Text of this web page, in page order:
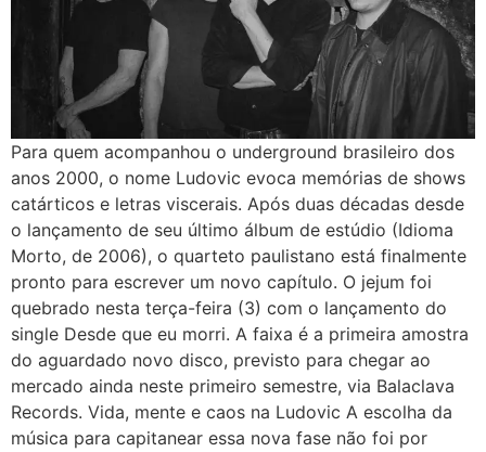
Para quem acompanhou o underground brasileiro dos
anos 2000, o nome Ludovic evoca memórias de shows
catárticos e letras viscerais. Após duas décadas desde
o lançamento de seu último álbum de estúdio (Idioma
Morto, de 2006), o quarteto paulistano está finalmente
pronto para escrever um novo capítulo. O jejum foi
quebrado nesta terça-feira (3) com o lançamento do
single Desde que eu morri. A faixa é a primeira amostra
do aguardado novo disco, previsto para chegar ao
mercado ainda neste primeiro semestre, via Balaclava
Records. Vida, mente e caos na Ludovic A escolha da
música para capitanear essa nova fase não foi por